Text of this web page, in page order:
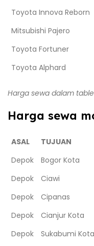
Toyota Innova Reborn
Mitsubishi Pajero
Toyota Fortuner
Toyota Alphard
Harga sewa dalam
Harga sewa
ASAL TUJUAN
Depok
Bogor Kota
Depok
Ciawi
Depok
Cipanas
Depok
Cianjur Kota
Depok
Sukabumi Kota